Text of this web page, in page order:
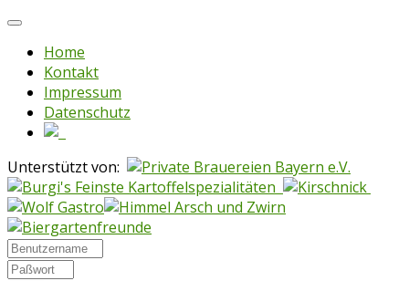
Home
Kontakt
Impressum
Datenschutz
Unterstützt von: